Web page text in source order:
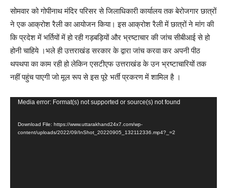
सोमवार को गोपीनाथ मंदिर परिसर से जिलाधिकारी कार्यालय तक बेरोजगार छात्रों
ने एक आक्रोश रैली का आयोजन किया। इस आक्रोश रैली में छात्रों ने मांग की
कि प्रदेश में भर्तियों में हो रही गड़बड़ियों और भ्रष्टाचार की जांच सीबीआई से हो
होनी चाहिये ।भले ही उत्तराखंड सरकार के द्वारा जांच करवा कर अपनी पीठ
थपथपा का काम रही हो लेकिन एसटीएफ उत्तराखंड के उन भ्रष्टाचारियों तक
नहीं पहुंच पाएगी जो मूल रूप से इस पूरे भर्ती प्रकरण में शामिल है ।
Video
Media error: Format(s) not supported or source(s) not found
Download File: https://www.uttarakhand24x7.com/wp-
content/uploads/2022/09/InShot_20220905_132112336.mp4?_=2